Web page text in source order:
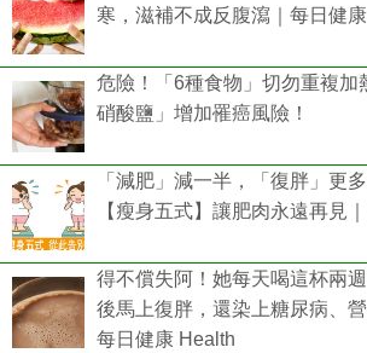
寒，滋補不成反腹瀉｜每日健
危險！「6種食物」切勿重複加
硝酸鹽」增加罹癌風險！
「減肥」減一半，「復胖」更
【瘦身五式】讓肥肉永遠再見
得不償失阿！她每天喝這杯兩
後馬上復胖，還染上糖尿病、營
每日健康 Health